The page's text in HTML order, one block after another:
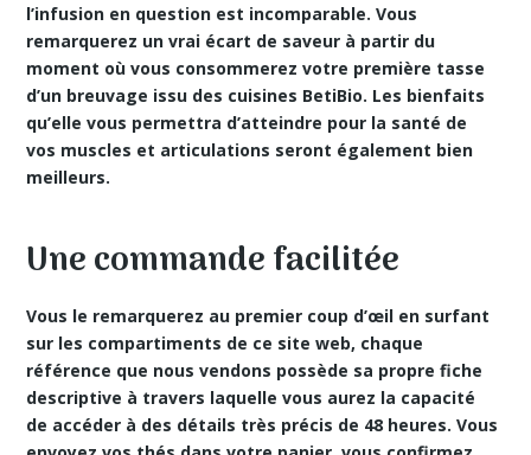
l’infusion en question est incomparable. Vous
remarquerez un vrai écart de saveur à partir du
moment où vous consommerez votre première tasse
d’un breuvage issu des cuisines BetiBio. Les bienfaits
qu’elle vous permettra d’atteindre pour la santé de
vos muscles et articulations seront également bien
meilleurs.
Une commande facilitée
Vous le remarquerez au premier coup d’œil en surfant
sur les compartiments de ce site web, chaque
référence que nous vendons possède sa propre fiche
descriptive à travers laquelle vous aurez la capacité
de accéder à des détails très précis de 48 heures. Vous